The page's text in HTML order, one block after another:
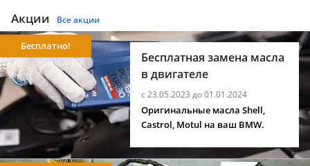
Акции Все акции
Бесплатная замена масла
в двигателе
с 23.05.2023 до 01.01.2024
Бесплатно!
Оригинальные масла Shell,
Castrol, Motul на ваш BMW.